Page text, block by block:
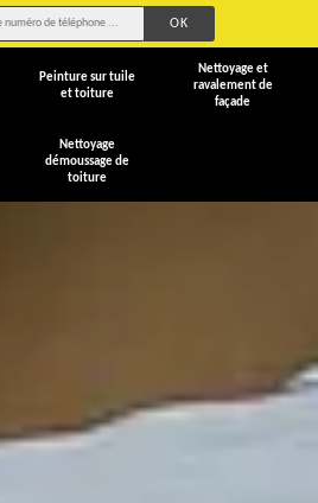
Peinture sur tuile
et toiture
Nettoyage et
ravalement de
façade
Nettoyage
démoussage de
toiture